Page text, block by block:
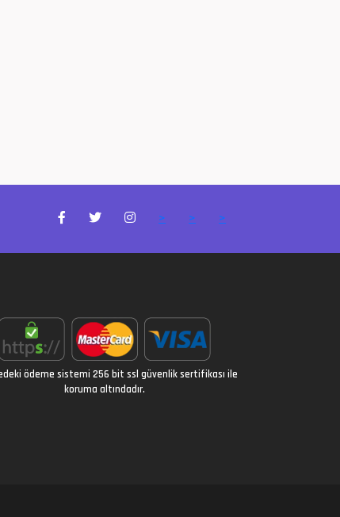
> > >
ödeme sistemi 256 bit ssl güvenlik sertifikası ile
koruma altındadır.